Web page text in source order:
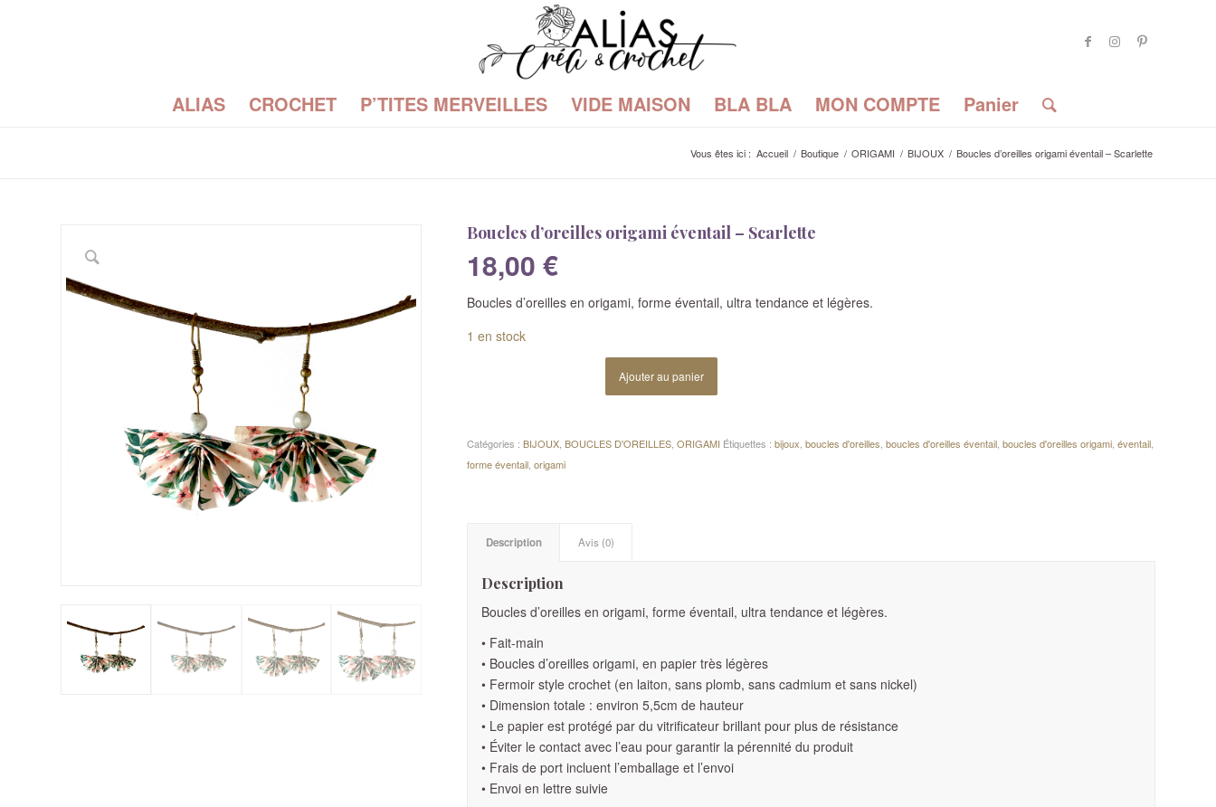
ALIAS CROCHET P’TITES MERVEILLES VIDE MAISON BLA BLA MON COMPTE Panier
Vous êtes ici : Accueil / Boutique / ORIGAMI / BIJOUX / Boucles d’oreilles origami éventail – Scarlette
Boucles d’oreilles origami éventail – Scarlette
18,00€
Boucles d’oreilles en origami, forme éventail, ultra tendance et légères.
1 en stock
Ajouter au panier
Catégories : BIJOUX BOUCLES D'OREILLES ,ORIGAMI Étiquettes :bijoux ,boucles d'oreilles ,boucles d'oreilles éventail ,boucles d'oreilles origami ,éventail
forme éventail ,origami
Description Avis (0)
Description
Boucles d’oreilles en origami, forme éventail, ultra tendance et légères.
• Fait-main
• Boucles d’oreilles origami, en papier très légères
• Fermoir style crochet (en laiton, sans plomb, sans cadmium et sans nickel)
• Dimension totale : environ 5,5cm de hauteur
• Le papier est protégé par du vitrificateur brillant pour plus de résistance
• Éviter le contact avec l’eau pour garantir la pérennité du produit
• Frais de port incluent l’emballage et l’envoi
• Envoi en lettre suivie